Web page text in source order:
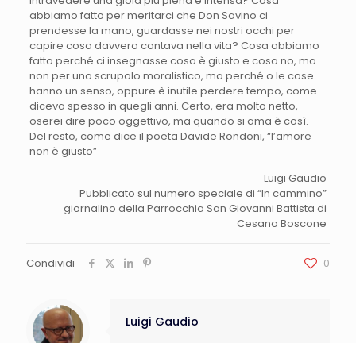
abbiamo fatto per meritarci che Don Savino ci
prendesse la mano, guardasse nei nostri occhi per
capire cosa davvero contava nella vita? Cosa abbiamo
fatto perché ci insegnasse cosa è giusto e cosa no, ma
non per uno scrupolo moralistico, ma perché o le cose
hanno un senso, oppure è inutile perdere tempo, come
diceva spesso in quegli anni. Certo, era molto netto,
oserei dire poco oggettivo, ma quando si ama è così.
Del resto, come dice il poeta Davide Rondoni, “l’amore
non è giusto”
Luigi Gaudio
Pubblicato sul numero speciale di “In cammino”
giornalino della Parrocchia San Giovanni Battista di
Cesano Boscone
Condividi 0
Luigi Gaudio